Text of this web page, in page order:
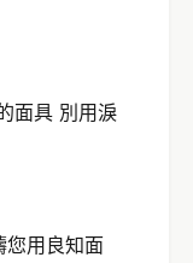
面具 別用淚
您用良知面